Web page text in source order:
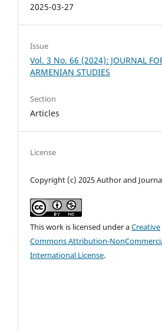
2025-03-27
Issue
Vol. 3 No. 66 (2024): JOURNAL
ARMENIAN STUDIES
Section
Articles
License
Copyright (c) 2025 Author and
This work is licensed under aCreative
Commons Attribution-
International License.